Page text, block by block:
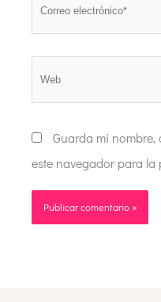
Guarda mi
este navegador para la